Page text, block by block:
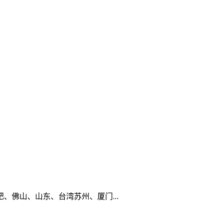
佛山、山东、台湾苏州、厦门...